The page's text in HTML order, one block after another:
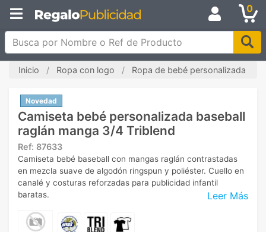
0
Busca por Nombre o Ref de Producto
Inicio Ropa con logo Ropa de bebé personalizada
Novedad
Camiseta bebé personalizada baseball
raglán manga 3/4 Triblend
Ref: 87633
Leer Más
Camiseta bebé baseball con mangas raglán contrastadas
en mezcla suave de algodón ringspun y poliéster. Cuello en
canalé y costuras reforzadas para publicidad infantil
baratas.